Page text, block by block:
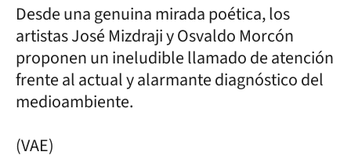
Desde una genuina mirada poética, los
artistas José Mizdraji y Osvaldo Morcón
proponen un ineludible llamado de atención
frente al actual y alarmante diagnóstico del
medioambiente.
(VAE)